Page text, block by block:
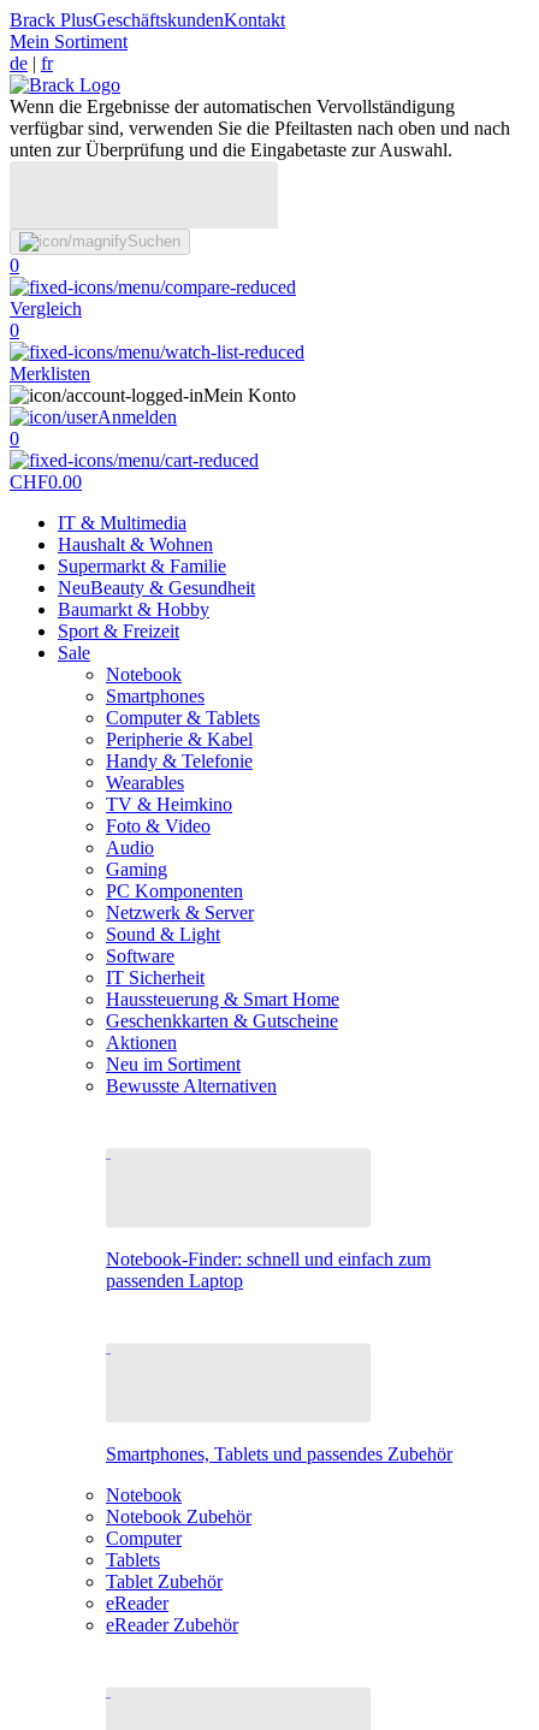
Brack PlusGeschäftskundenKontakt
Mein Sortiment
de | fr
Wenn die Ergebnisse der automatischen Vervollständigung
verfügbar sind, verwenden Sie die Pfeiltasten nach oben und nach
unten zur Überprüfung und die Eingabetaste zur Auswahl.
Suchen
0
Vergleich
0
Merklisten
Mein Konto
Anmelden
0
CHF0.00
IT & Multimedia
Haushalt & Wohnen
Supermarkt & Familie
NeuBeauty & Gesundheit
Baumarkt & Hobby
Sport & Freizeit
Sale
Notebook
Smartphones
Computer & Tablets
Peripherie & Kabel
Handy & Telefonie
Wearables
TV & Heimkino
Foto & Video
Audio
Gaming
PC Komponenten
Netzwerk & Server
Sound & Light
Software
IT Sicherheit
Haussteuerung & Smart Home
Geschenkkarten & Gutscheine
Aktionen
Neu im Sortiment
Bewusste Alternativen
Notebook-Finder: schnell und einfach zum
passenden Laptop
Smartphones, Tablets und passendes Zubehör
Notebook
Notebook Zubehör
Computer
Tablets
Tablet Zubehör
eReader
eReader Zubehör